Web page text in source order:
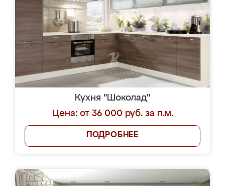
Кухня "Шоколад"
Цена: от 36 000 руб. за п.м.
ПОДРОБНЕЕ